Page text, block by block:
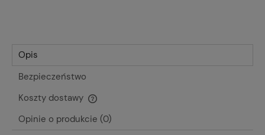
Opis
Bezpieczeństwo
Koszty dostawy
Cena nie zawiera ewentualnych kosztów płatności
Opinie o produkcie (0)